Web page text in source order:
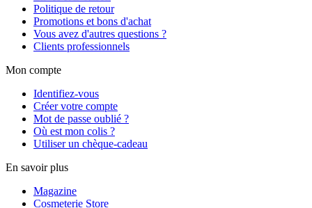
Politique de retour
Promotions et bons d'achat
Vous avez d'autres questions ?
Clients professionnels
Mon compte
Identifiez-vous
Créer votre compte
Mot de passe oublié ?
Où est mon colis ?
Utiliser un chèque-cadeau
En savoir plus
Magazine
Cosmeterie Store